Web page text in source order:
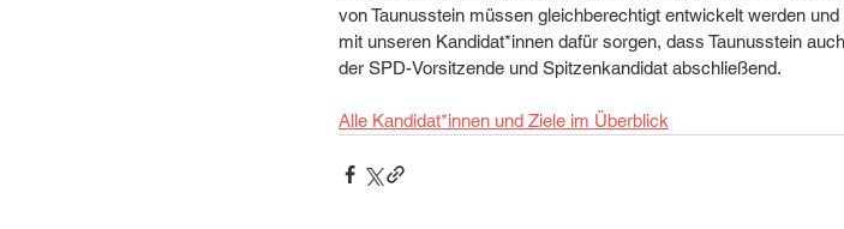
von Taunusstein müssen gleichberechtigt entwickelt werden
mit unseren Kandidat*innen dafür sorgen, dass Taunusstein
der SPD-Vorsitzende und Spitzenkandidat abschließend.
Alle Kandidat*innen und Ziele im Überblick